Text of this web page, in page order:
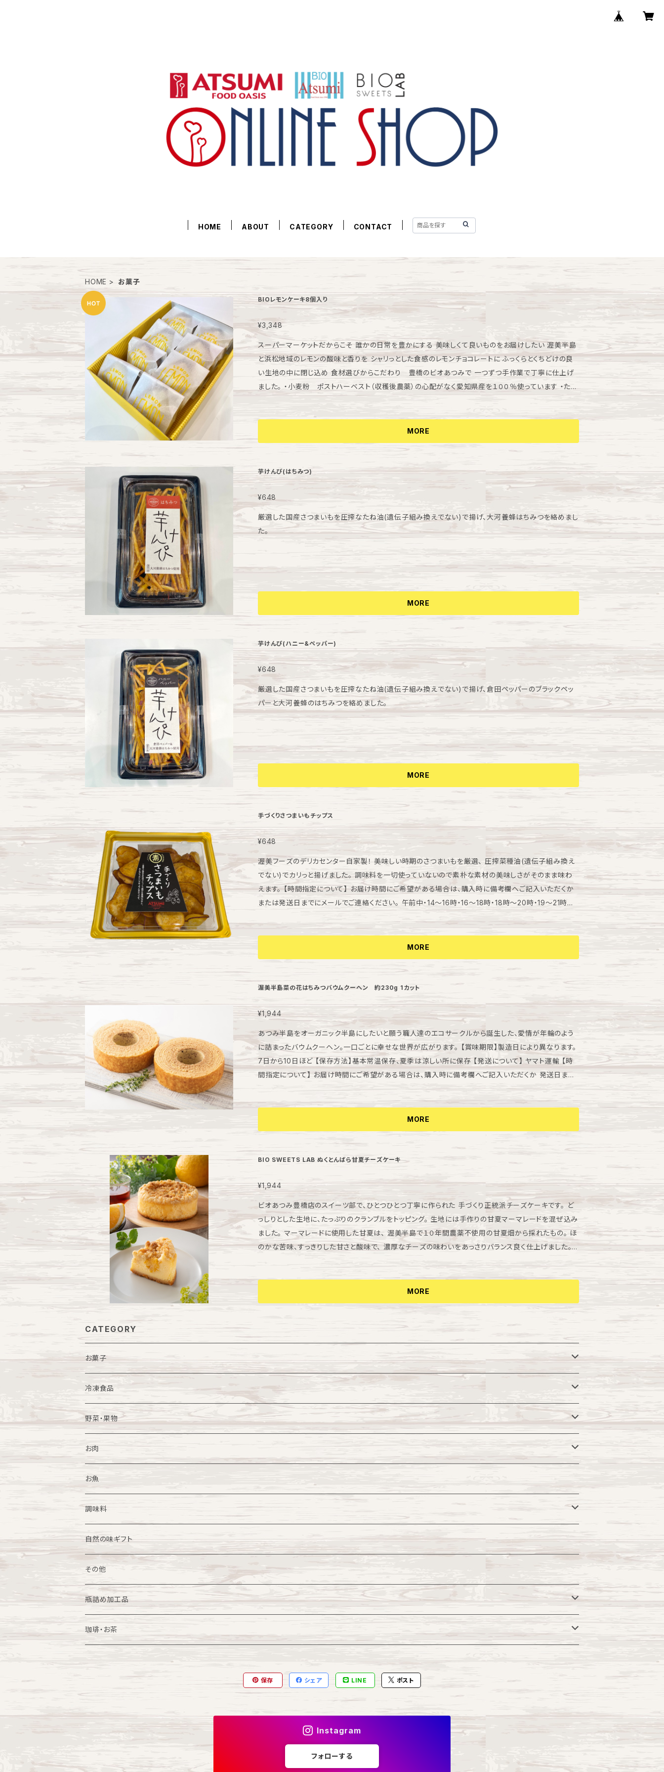
HOME ABOUT CATEGORY CONTACT
HOME お菓子
BIOレモンケーキ8個入り
¥3,348
スーパーマーケットだからこそ 誰かの日常を豊かにする 美味しくて良いものをお届けしたい 渥美半島
と浜松地域のレモンの酸味と香りを シャリっとした食感のレモンチョコレートに ふっくらとくちどけの良
い生地の中に閉じ込め 食材選びからこだわり 豊橋のビオあつみで 一つずつ手作業で丁寧に仕上げ
ました。 ・小麦粉 ポストハーベスト（収穫後農薬）の心配がなく愛知県産を１００％使っています ・たま
伝子組み換えでない飼料で育った牛の生乳から作られました ・レモン 渥美半島や浜松地域で農薬を
使わず、人と地球に優しくＥＣＯに栽培されました 【賞味期限】 到着日含め２週間以上 【保存方法】 基
常温) 御注文日より4日〜7日で発送 【時間指定について】 お届け時間にご希望がある場合は、購入時
に備考欄へご記入いただくか または発送日までにメールでご連絡ください。 午前中・14～16時・16～18
時・18時～20時・19～21時 【包装について】 ギフト箱に詰めて、外箱はゼロ・ウェイストに配慮し リサイ
れたいお名前をご記入ください。 ラッピングも承ります。
MORE
芋けんぴ(はちみつ)
¥648
厳選した国産さつまいもを圧搾なたね油(遺伝子組み換えでない)で揚げ、大河養蜂はちみつを絡めまし
た。
MORE
芋けんぴ(ハニー&ペッパー)
¥648
厳選した国産さつまいもを圧搾なたね油(遺伝子組み換えでない)で揚げ、倉田ペッパーのブラックペッ
パーと大河養蜂のはちみつを絡めました。
MORE
手づくりさつまいもチップス
¥648
渥美フーズのデリカセンター自家製！ 美味しい時期のさつまいもを厳選、 圧搾菜種油(遺伝子組み換え
でない)でカリっと揚げました。 調味料を一切使っていないので素朴な素材の美味しさがそのまま味わ
えます。 【時間指定について】 お届け時間にご希望がある場合は、購入時に備考欄へご記入いただくか
または発送日までにメールでご連絡ください。 午前中・14～16時・16～18時・18時～20時・19～21時
MORE
渥美半島菜の花はちみつバウムクーヘン 約230g 1カット
¥1,944
あつみ半島をオーガニック半島にしたいと願う職人達のエコサークルから誕生した、愛情が年輪のよう
に詰まったバウムクーヘン。一口ごとに幸せな世界が広がります。 【賞味期限】製造日により異なります。
7日から10日ほど 【保存方法】基本常温保存、夏季は涼しい所に保存 【発送について】 ヤマト運輸 【時
間指定について】 お届け時間にご希望がある場合は、購入時に備考欄へご記入いただくか 発送日まで
にメールでご連絡ください。 午前中・14～16時・16～18時・18時～20時・19～21時 【包装について】 ギフ
ト箱に詰めて、外箱はゼロ・ウェイストに配慮し リサイクルダンボールを使わせて頂きます。
MORE
BIO SWEETS LAB ぬくとんばら甘夏チーズケーキ
¥1,944
ビオあつみ豊橋店のスイーツ部で、ひとつひとつ丁寧に作られた 手づくり正統派チーズケーキです。 ど
っしりとした生地に、たっぷりのクランブルをトッピング。 生地には手作りの甘夏マーマレードを混ぜ込み
ました。 マーマレードに使用した甘夏は、 渥美半島で１０年間農薬不使用の甘夏畑から採れたもの。 ほ
のかな苦味、すっきりした甘さと酸味で、 濃厚なチーズの味わいをあっさりバランス良く仕上げました。
解凍後は冷蔵(10℃以下)で保存してください。 【発送について】 ヤマト運輸クール便 【時間指定につい
て】 お届け時間にご希望がある場合は、購入時に備考欄へご記入いただくか 発送日までにメールでご
て、外箱はゼロ・ウェイストに配慮し リサイクルダンボールを使わせて頂きます。
MORE
CATEGORY
お菓子
一般菓子
スイーツ
焼き菓子
冷凍スイーツ
冷凍食品
福豚商品各種
ごはんにかけるだけシリーズ
和食惣菜
中華惣菜
餃子
小籠包
中華まん
洋食惣菜
その他
野菜・果物
果物
野菜
農産加工品
花
ギフト
お肉
牛肉
豚肉
鶏肉
畜産加工品
お魚
調味料
カレーの素
自然の味ギフト
その他
瓶詰め加工品
はちみつ
珈琲・お茶
紅茶
保存 シェア LINE ポスト
Instagram
フォローする